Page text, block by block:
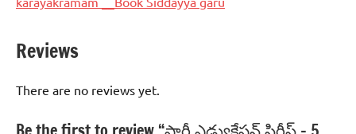
Reviews
There are no reviews yet.